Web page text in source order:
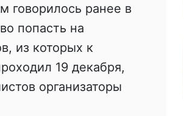
говорилось ранее в
попасть на
из которых к
19 декабря,
организаторы